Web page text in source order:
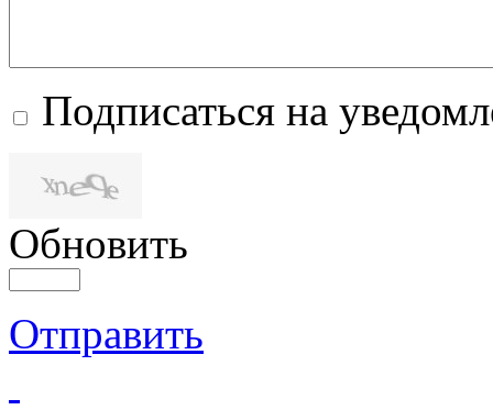
Подписаться на
Обновить
Отправить